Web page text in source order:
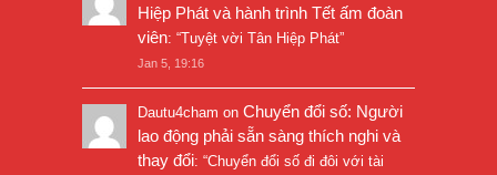
Hiệp Phát và hành trình Tết ấm đoàn
viên: “Tuyệt vời Tân Hiệp Phát”
Jan 5, 19:16
Dautu4cham on Chuyển đổi số: Người
lao động phải sẵn sàng thích nghi và
thay đổi: “Chuyển đổi số đi đôi với tài